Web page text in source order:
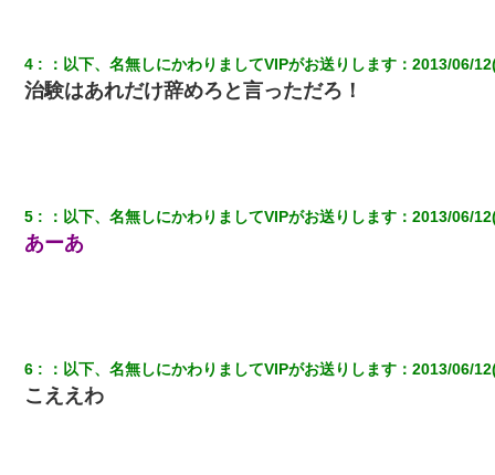
元夫の連れ子「俺の結婚式の時くらい、母親としての責任を果た
そうとは思わないのか！」→どうも連れ子は…
200万を貸したコウトから、追加で400万の申し込み、私「無理。
義弟より娘たちが大事」旦那「娘たちが成人したら別れよう」私
（は？）
ナンパにほいほい付いていった私、地獄に落ちる
4 ： 以下、名無しにかわりましてVIPがお送りします ：2013/06/
治験はあれだけ辞めろと言っただろ！
5 ： 以下、名無しにかわりましてVIPがお送りします ：2013/06/
あーあ
6 ： 以下、名無しにかわりましてVIPがお送りします ：2013/06/
こええわ